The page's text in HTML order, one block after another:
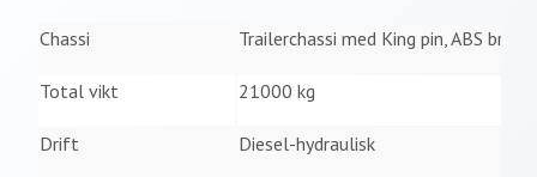
Chassi Trailerchassi med King pin, ABS
Total vikt 21000 kg
Drift Diesel-hydraulisk